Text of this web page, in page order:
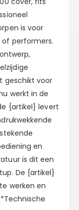
is voor
performers.
geschikt voor
werkt in de
{artikel} levert
en
is dit een
De {artikel}
werken en